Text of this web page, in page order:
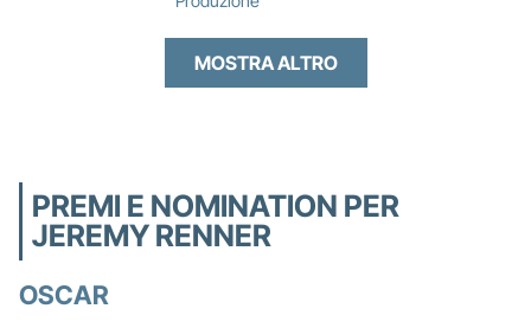
MOSTRA ALTRO
PREMI E NOMINATION PER
JEREMY RENNER
OSCAR